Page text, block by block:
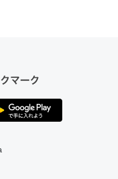
人が多いそうだけど、
果があるはず……
歳と僕。ITツール導入で
tayorini by LIFULL介護